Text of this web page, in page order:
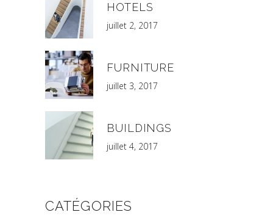
HOTELS
juillet 2, 2017
FURNITURE
juillet 3, 2017
BUILDINGS
juillet 4, 2017
CATÉGORIES